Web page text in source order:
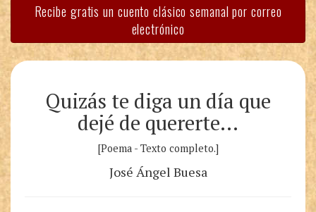
Recibe gratis un cuento clásico semanal por correo
electrónico
Quizás te diga un día que
dejé de quererte…
[Poema - Texto completo.]
José Ángel Buesa